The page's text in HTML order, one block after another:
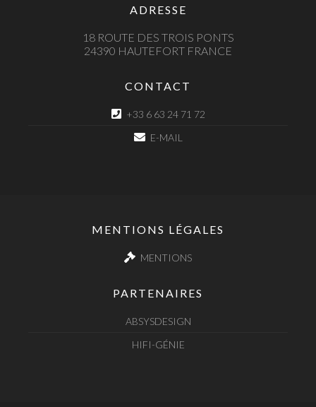
ADRESSE
18 ROUTE DES TROIS PONTS
24390 HAUTEFORT FRANCE
CONTACT
+33 6 63 24 71 72
E-MAIL
MENTIONS LÉGALES
MENTIONS
PARTENAIRES
ABSYSDESIGN
HIFI-GÉNIE